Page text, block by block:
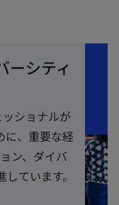
ーシティ
ショナルが
に、重要な経
ン、ダイバ
ています。